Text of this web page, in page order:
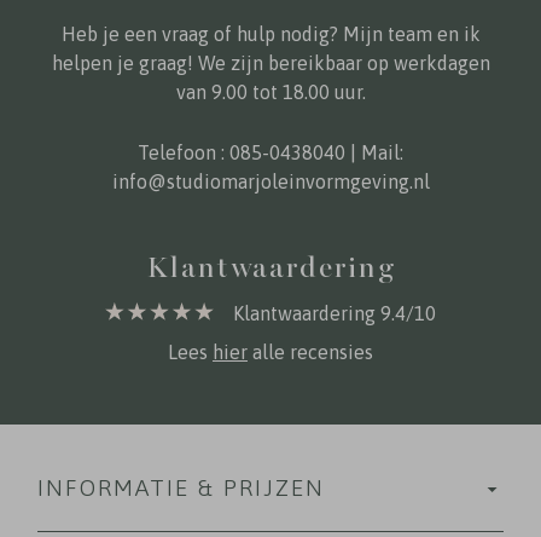
Heb je een vraag of hulp nodig? Mijn team en ik
helpen je graag! We zijn bereikbaar op werkdagen
van 9.00 tot 18.00 uur.
Telefoon : 085-0438040 | Mail:
info@studiomarjoleinvormgeving.nl
Klantwaardering
Klantwaardering 9.4/10
Lees hier alle recensies
INFORMATIE & PRIJZEN